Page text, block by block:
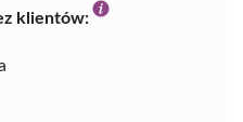
klientów: